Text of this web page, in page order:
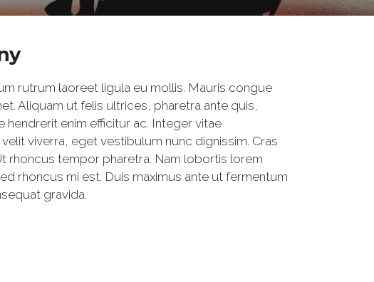
rutrum laoreet ligula eu mollis. Mauris congue
Aliquam ut felis ultrices, pharetra ante quis,
enim efficitur ac. Integer vitae
viverra, eget vestibulum nunc dignissim. Cras
rhoncus tempor pharetra. Nam lobortis lorem
rhoncus mi est. Duis maximus ante ut fermentum
gravida.